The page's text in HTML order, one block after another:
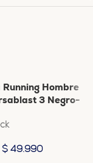
Hombre
3 Negro-
$ 49.990